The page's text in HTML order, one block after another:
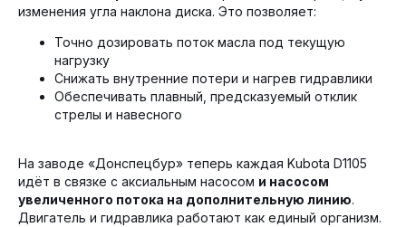
изменения угла наклона диска. Это позволяет:
Точно дозировать поток масла под текущую
нагрузку
Снижать внутренние потери и нагрев гидравлики
Обеспечивать плавный, предсказуемый отклик
стрелы и навесного
На заводе «Донспецбур» теперь каждая Kubota D1105
идёт в связке с аксиальным насосом и насосом
увеличенного потока на дополнительную линию.
Двигатель и гидравлика работают как единый организм.